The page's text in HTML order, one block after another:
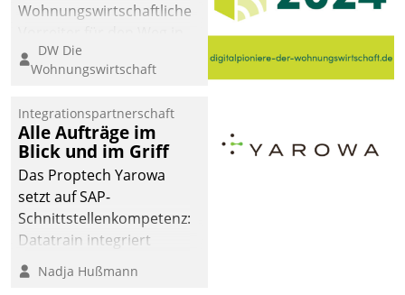
Wohnungswirtschaftliche
eine digitale Zukunft zu
finden, ist das Ziel des
der
Wohnungswirtschaft“.
Bewerben können sich
dafür ein Team
bestehend aus
Wohnungsunternehmen
und PropTech.
DW Die
Wohnungswirtschaft
Integrationspartnerschaft
Alle Aufträge im
Blick und im Griff
Das Proptech Yarowa
setzt auf SAP-
Schnittstellenkompetenz:
Datatrain integriert
Yarowas Portal zur
Vergabe und Verwaltung
Nadja Hußmann